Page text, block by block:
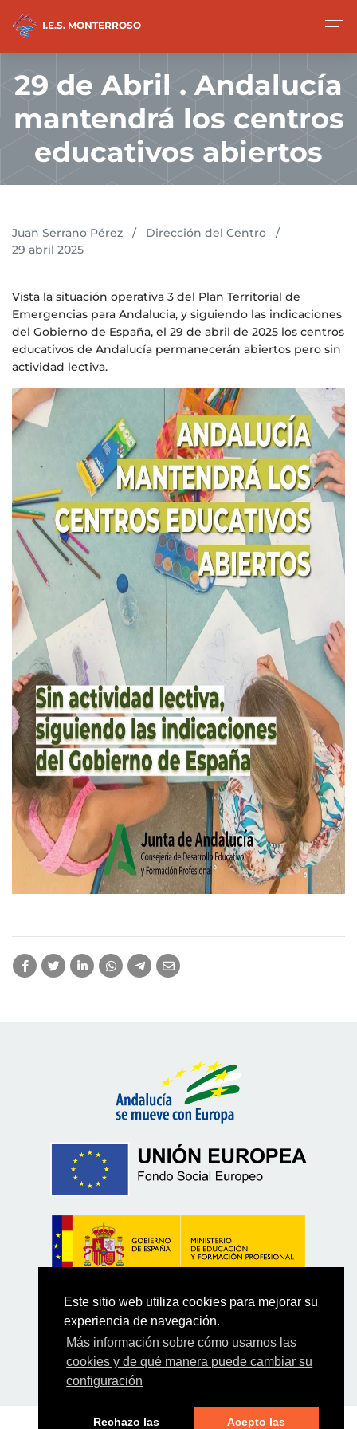
Este sitio web utiliza cookies para mejorar su
experiencia de navegación.
Más información sobre cómo usamos las
cookies y de qué manera puede cambiar su
configuración
Rechazo las Acepto las
I.E.S. MONTERROSO
29 de Abril . Andalucía
mantendrá los centros
educativos abiertos
Juan Serrano Pérez / Dirección del Centro
/
29 abril 2025
Vista la situación operativa 3 del Plan Territorial de
Emergencias para Andalucia, y siguiendo las indicaciones
del Gobierno de España, el 29 de abril de 2025 los centros
educativos de Andalucía permanecerán abiertos pero sin
actividad lectiva.